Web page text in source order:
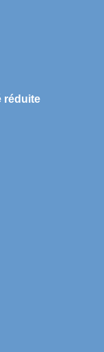
réduite